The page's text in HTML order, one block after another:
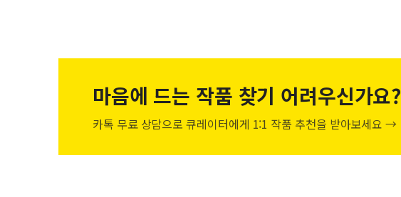
마음에 드는 작품 찾기 어려우신가요?
카톡 무료 상담으로 큐레이터에게 1:1 작품 추천을 받아보세요 →